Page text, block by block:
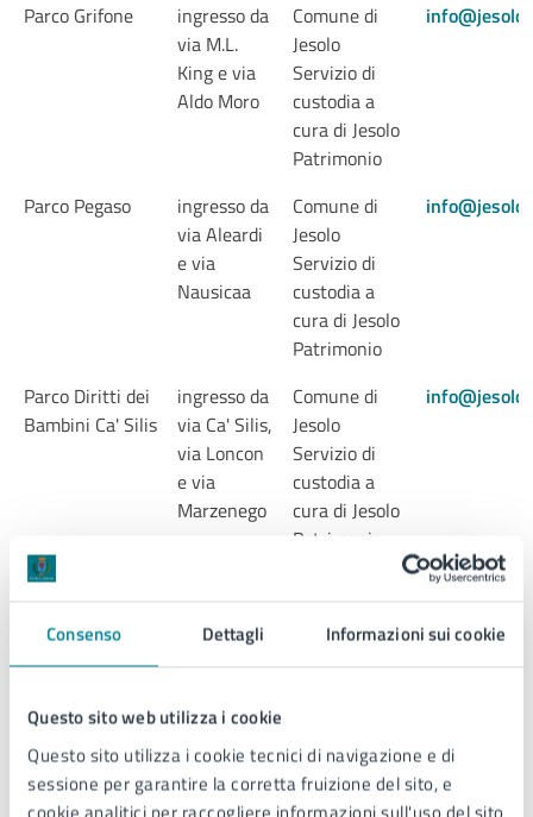
Consenso Dettagli Informazioni sui cookie
Questo sito web utilizza i cookie
Questo sito utilizza i cookie tecnici di navigazione e di
sessione per garantire la corretta fruizione del sito, e
Parco Grifone
ingresso da
via M.L.
King e via
Aldo Moro
Comune di
Jesolo
Servizio di
custodia a
cura di Jesolo
Patrimonio
Parco Pegaso
ingresso da
via Aleardi
e via
Nausicaa
Comune di
Jesolo
Servizio di
custodia a
cura di Jesolo
Patrimonio
Parco Diritti dei
Bambini Ca' Silis
ingresso da
via Ca' Silis,
via Loncon
e via
Marzenego
Comune di
Jesolo
Servizio di
custodia a
cura di Jesolo
Patrimonio
Campo Sportivo
Località
Associazione